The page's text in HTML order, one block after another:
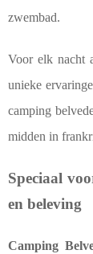
zwembad.
Voor elk nacht
unieke
camping
midden in
Speciaal
en beleving
Camping